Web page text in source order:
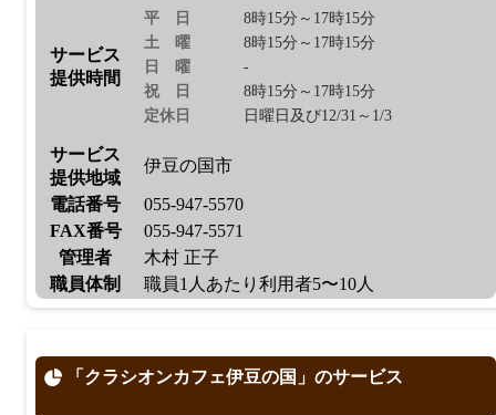
サービス
提供時間
平日
8時15分～17時15分
土曜
8時15分～17時15分
日曜
-
祝日
8時15分～17時15分
定休日
日曜日及び12/31～1/3
サービス
提供地域
伊豆の国市
電話番号
055-947-5570
FAX番号
055-947-5571
管理者
木村 正子
職員体制
職員1人あたり利用者5〜10人
「クラシオンカフェ伊豆の国」のサービス